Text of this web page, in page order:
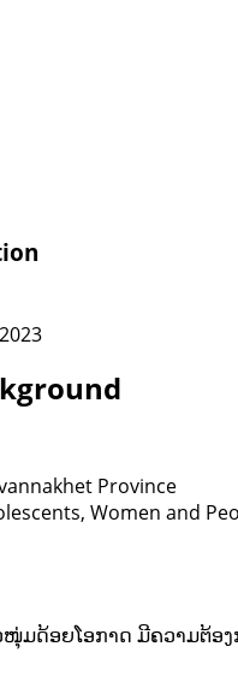
Province
Women and
ມດ້ອຍໂອກາດ ມີຄວາມຕ້ອ